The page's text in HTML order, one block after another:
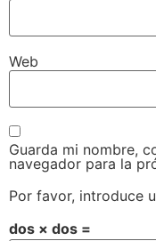
Web
Guarda mi nombre,
navegador para la
Por favor, introduce
dos × dos =